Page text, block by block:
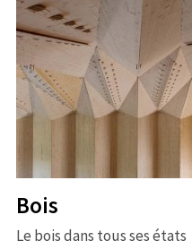
Bois
Le bois dans tous ses états